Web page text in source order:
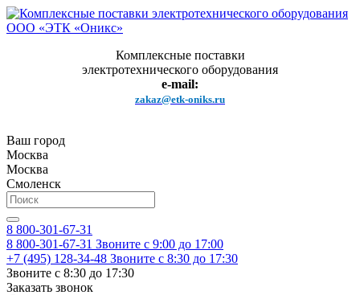
Комплексные поставки
электротехнического оборудования
e-mail:
zakaz@etk-oniks.ru
Ваш город
Москва
Москва
Смоленск
8 800-301-67-31
8 800-301-67-31 Звоните с 9:00 до 17:00
+7 (495) 128-34-48 Звоните с 8:30 до 17:30
Звоните с 8:30 до 17:30
Заказать звонок